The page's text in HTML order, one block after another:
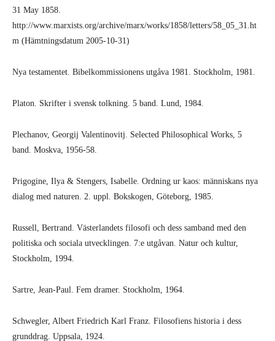
31 May 1858.
http://www.marxists.org/archive/marx/works/1858/letters/58_05_31.ht
m (Hämtningsdatum 2005-10-31)
Nya testamentet. Bibelkommissionens utgåva 1981. Stockholm, 1981.
Platon. Skrifter i svensk tolkning. 5 band. Lund, 1984.
Plechanov, Georgij Valentinovitj. Selected Philosophical Works, 5
band. Moskva, 1956-58.
Prigogine, Ilya & Stengers, Isabelle. Ordning ur kaos: människans nya
dialog med naturen. 2. uppl. Bokskogen, Göteborg, 1985.
Russell, Bertrand. Västerlandets filosofi och dess samband med den
politiska och sociala utvecklingen. 7:e utgåvan. Natur och kultur,
Stockholm, 1994.
Sartre, Jean-Paul. Fem dramer. Stockholm, 1964.
Schwegler, Albert Friedrich Karl Franz. Filosofiens historia i dess
grunddrag. Uppsala, 1924.